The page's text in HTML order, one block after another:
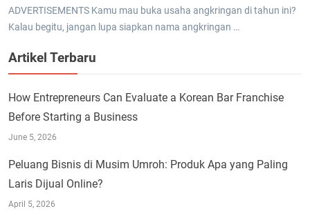
ADVERTISEMENTS Kamu mau buka usaha angkringan di tahun ini?
Kalau begitu, jangan lupa siapkan nama angkringan …
Artikel Terbaru
How Entrepreneurs Can Evaluate a Korean Bar Franchise
Before Starting a Business
June 5, 2026
Peluang Bisnis di Musim Umroh: Produk Apa yang Paling
Laris Dijual Online?
April 5, 2026